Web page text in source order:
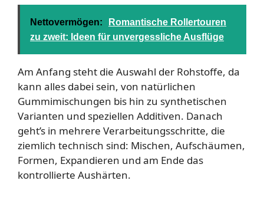
Nettovermögen:
Romantische Rollertouren
zu zweit: Ideen für unvergessliche Ausflüge
Am Anfang steht die Auswahl der Rohstoffe, da
kann alles dabei sein, von natürlichen
Gummimischungen bis hin zu synthetischen
Varianten und speziellen Additiven. Danach
geht’s in mehrere Verarbeitungsschritte, die
ziemlich technisch sind: Mischen, Aufschäumen,
Formen, Expandieren und am Ende das
kontrollierte Aushärten.